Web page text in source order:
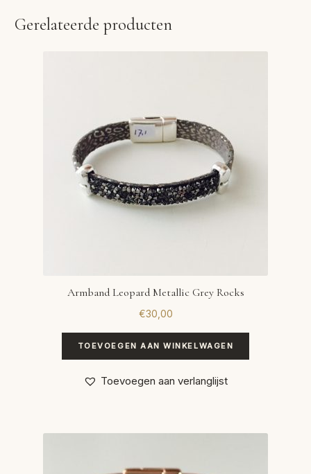
Gerelateerde producten
Armband Leopard Metallic Grey Rocks
€30,00
TOEVOEGEN AAN WINKELWAGEN
Toevoegen aan verlanglijst